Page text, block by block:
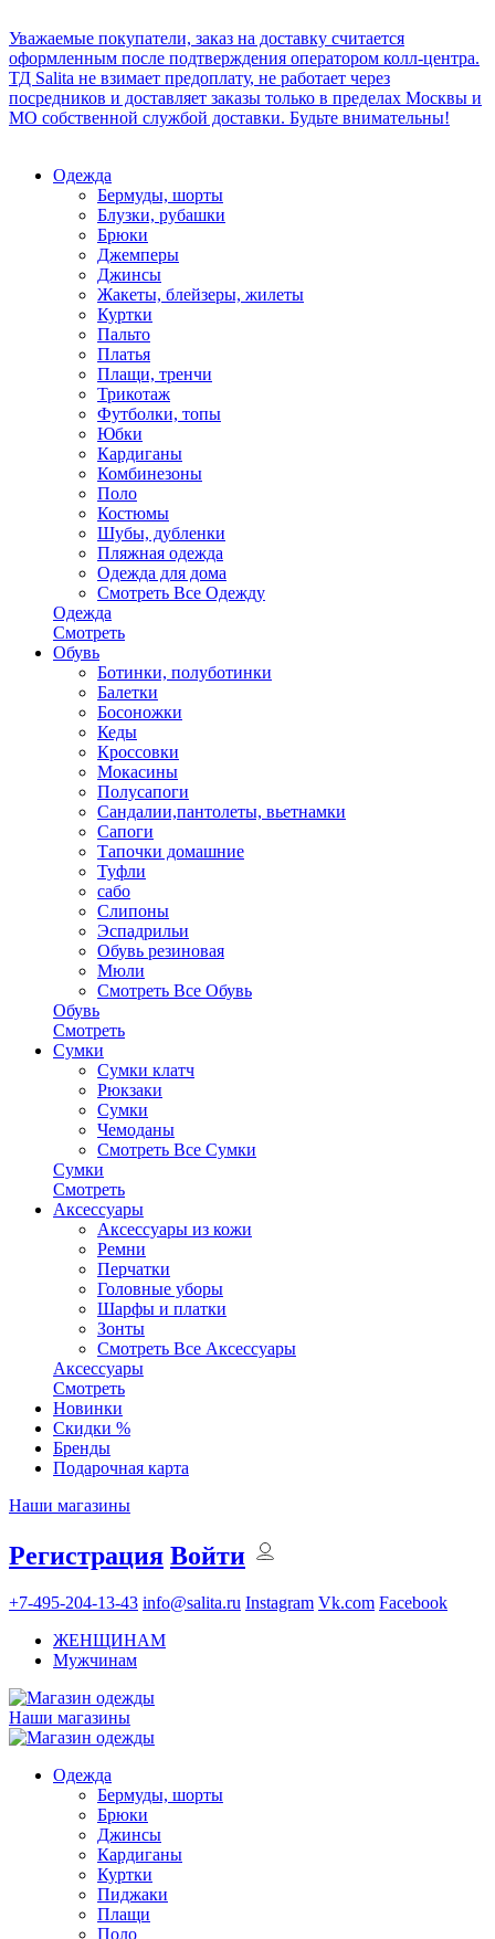
Уважаемые покупатели, заказ на доставку считается
оформленным после подтверждения оператором колл-центра.
ТД Salita не взимает предоплату, не работает через
посредников и доставляет заказы только в пределах Москвы и
МО собственной службой доставки. Будьте внимательны!
Одежда
Бермуды, шорты
Блузки, рубашки
Брюки
Джемперы
Джинсы
Жакеты, блейзеры, жилеты
Куртки
Пальто
Платья
Плащи, тренчи
Трикотаж
Футболки, топы
Юбки
Кардиганы
Комбинезоны
Поло
Костюмы
Шубы, дубленки
Пляжная одежда
Одежда для дома
Смотреть Все Одежду
Одежда
Смотреть
Обувь
Ботинки, полуботинки
Балетки
Босоножки
Кеды
Кроссовки
Мокасины
Полусапоги
Сандалии,пантолеты, вьетнамки
Сапоги
Тапочки домашние
Туфли
сабо
Слипоны
Эспадрильи
Обувь резиновая
Мюли
Смотреть Все Обувь
Обувь
Смотреть
Сумки
Сумки клатч
Рюкзаки
Сумки
Чемоданы
Смотреть Все Сумки
Сумки
Смотреть
Аксессуары
Аксессуары из кожи
Ремни
Перчатки
Головные уборы
Шарфы и платки
Зонты
Смотреть Все Аксессуары
Аксессуары
Смотреть
Новинки
Скидки %
Бренды
Подарочная карта
Наши магазины
Регистрация Войти
+7-495-204-13-43 info@salita.ru Instagram Vk.com Facebook
ЖЕНЩИНАМ
Мужчинам
Наши магазины
Одежда
Бермуды, шорты
Брюки
Джинсы
Кардиганы
Куртки
Пиджаки
Плащи
Поло